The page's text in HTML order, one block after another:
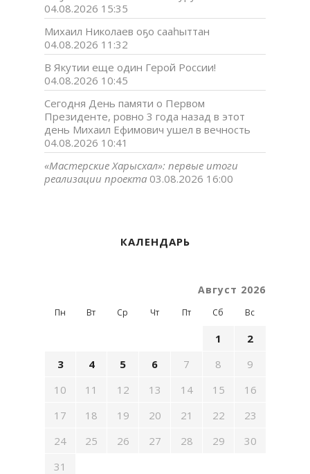
04.08.2026 15:35
Михаил Николаев оҕо сааһыттан
04.08.2026 11:32
В Якутии еще один Герой России!
04.08.2026 10:45
Сегодня День памяти о Первом
Президенте, ровно 3 года назад в этот
день Михаил Ефимович ушел в вечность
04.08.2026 10:41
«Мастерские Харысхал»: первые итоги
реализации проекта 03.08.2026 16:00
КАЛЕНДАРЬ
Август 2026
Пн Вт Ср Чт Пт Сб Вс
1
2
3
4 5 6 7 8
9
10
11 12 13 14 15
16
17
18 19 20 21 22
23
24
25 26 27 28 29
30
31